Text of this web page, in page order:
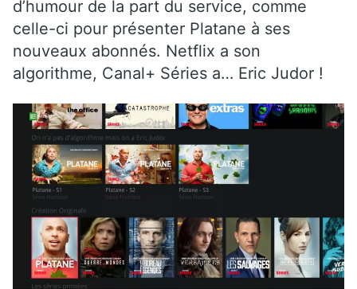
d’humour de la part du service, comme
celle-ci pour présenter Platane à ses
nouveaux abonnés. Netflix a son
algorithme, Canal+ Séries a… Eric Judor !